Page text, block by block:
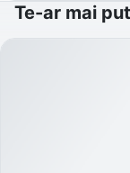
Te-ar mai